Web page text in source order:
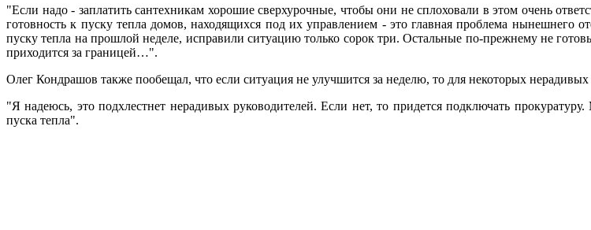
"Если надо - заплатить сантехникам хорошие сверхурочные, чтобы они не сплоховали в этом очень
готовность к пуску тепла домов, находящихся под их управлением - это главная проблема нынешнего
пуску тепла на прошлой неделе, исправили ситуацию только сорок три. Остальные по-прежнему не
приходится за границей…".
Олег Кондрашов также пообещал, что если ситуация не улучшится за неделю, то для некоторых
"Я надеюсь, это подхлестнет нерадивых руководителей. Если нет, то придется подключать
пуска тепла".